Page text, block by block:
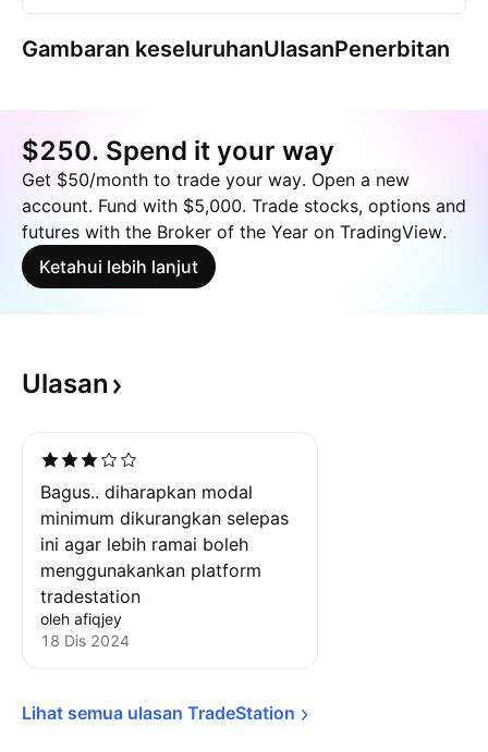
Gambaran keseluruhanUlasanPenerbitan
$250. Spend it your way
Get $50/month to trade your way. Open a new
account. Fund with $5,000. Trade stocks, options and
futures with the Broker of the Year on TradingView.
Ketahui lebih lanjut
Ulasan
Bagus.. diharapkan modal
minimum dikurangkan selepas
ini agar lebih ramai boleh
menggunakankan platform
tradestation
oleh afiqjey
18 Dis 2024
Lihat semua ulasan TradeStation